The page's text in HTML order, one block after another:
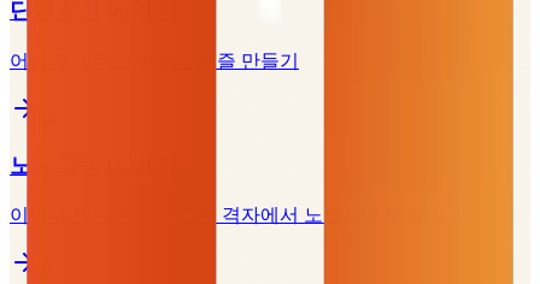
단어찾기 메이커
어떤 주제든 단어찾기 퍼즐 만들기
노노그램 메이커
이미지 또는 손으로 그린 격자에서 노노그램 퍼즐 생성